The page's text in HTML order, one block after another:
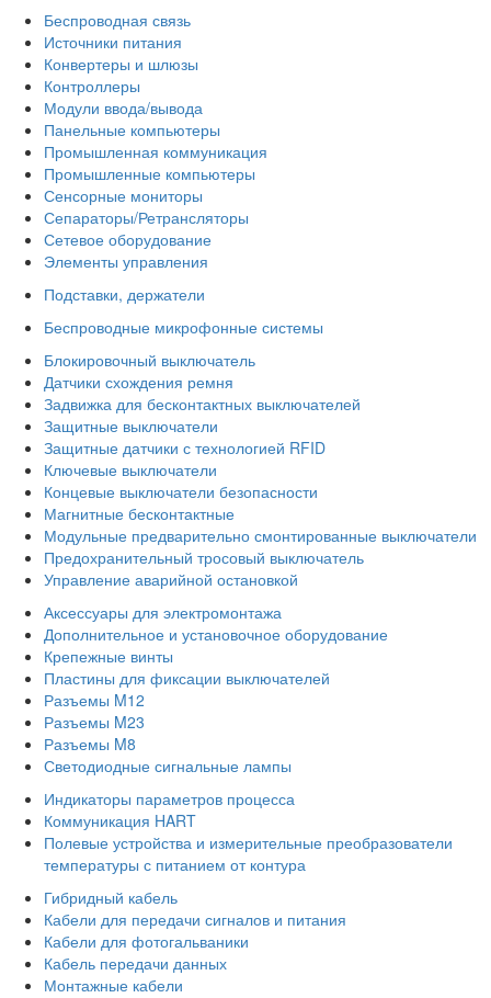
Беспроводная связь
Источники питания
Конвертеры и шлюзы
Контроллеры
Модули ввода/вывода
Панельные компьютеры
Промышленная коммуникация
Промышленные компьютеры
Сенсорные мониторы
Сепараторы/Ретрансляторы
Сетевое оборудование
Элементы управления
Подставки, держатели
Беспроводные микрофонные системы
Блокировочный выключатель
Датчики схождения ремня
Задвижка для бесконтактных выключателей
Защитные выключатели
Защитные датчики с технологией RFID
Ключевые выключатели
Концевые выключатели безопасности
Магнитные бесконтактные
Модульные предварительно смонтированные выключатели
Предохранительный тросовый выключатель
Управление аварийной остановкой
Аксессуары для электромонтажа
Дополнительное и установочное оборудование
Крепежные винты
Пластины для фиксации выключателей
Разъемы M12
Разъемы M23
Разъемы M8
Светодиодные сигнальные лампы
Индикаторы параметров процесса
Коммуникация HART
Полевые устройства и измерительные преобразователи
температуры с питанием от контура
Гибридный кабель
Кабели для передачи сигналов и питания
Кабели для фотогальваники
Кабель передачи данных
Монтажные кабели